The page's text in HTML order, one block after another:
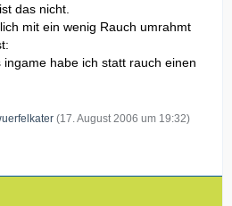
das nicht.
mit ein wenig Rauch umrahmt
habe ich statt rauch einen
(17. August 2006 um 19:32)